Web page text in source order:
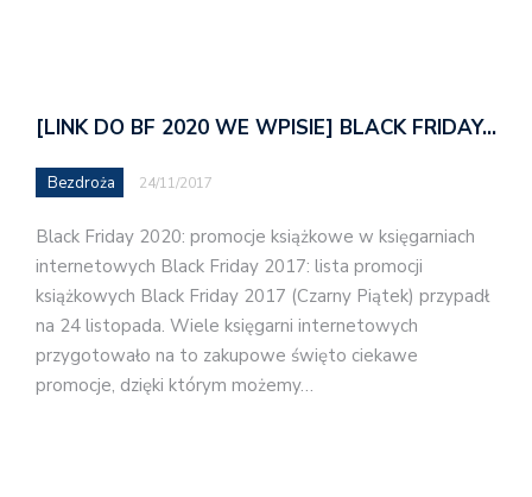
[LINK DO BF 2020 WE WPISIE] BLACK FRIDAY…
Bezdroża 24/11/2017
Black Friday 2020: promocje książkowe w księgarniach
internetowych Black Friday 2017: lista promocji
książkowych Black Friday 2017 (Czarny Piątek) przypadł
na 24 listopada. Wiele księgarni internetowych
przygotowało na to zakupowe święto ciekawe
promocje, dzięki którym możemy…